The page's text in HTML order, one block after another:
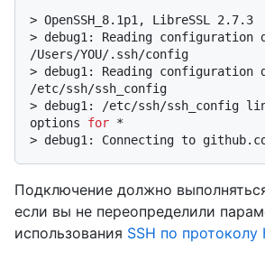
> OpenSSH_8.1p1, LibreSSL 2.7.3
> debug1: Reading configuration
/Users/YOU/.ssh/config
> debug1: Reading configuration
/etc/ssh/ssh_config
> debug1: /etc/ssh/ssh_config
options for *
> debug1: Connecting to
Подключение должно
если вы не переопределили
использования SSH по протоколу